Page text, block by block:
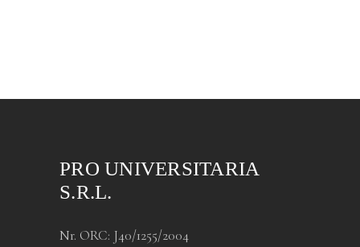
PRO UNIVERSITARIA
S.R.L.
Nr. ORC: J40/1255/2004